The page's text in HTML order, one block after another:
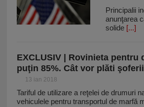
Principalii
anunţarea
solide [...]
EXCLUSIV | Rovinieta pentru
puţin 85%. Cât vor plăti
13 ian 2018
Tariful de utilizare a reţelei de drumuri
vehiculele pentru transportul de marfă